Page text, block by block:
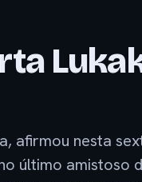
afirmou nesta
último amistoso